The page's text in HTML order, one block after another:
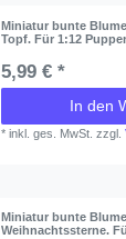
Miniatur bunte
Topf. Für 1:12
5,99 € *
In den
*inkl. ges. MwSt. zzgl.
Miniatur bunte
Weihnachtssterne.